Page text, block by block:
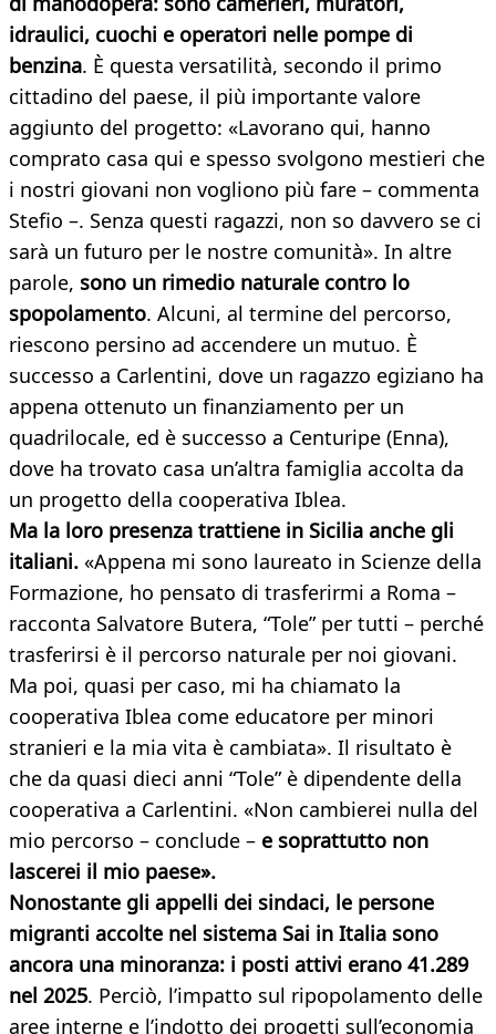
idraulici, cuochi e operatori nelle pompe di
benzina. È questa versatilità, secondo il primo
cittadino del paese, il più importante valore
aggiunto del progetto: «Lavorano qui, hanno
comprato casa qui e spesso svolgono mestieri che
i nostri giovani non vogliono più fare – commenta
Stefio –. Senza questi ragazzi, non so davvero se ci
sarà un futuro per le nostre comunità». In altre
parole, sono un rimedio naturale contro lo
spopolamento. Alcuni, al termine del percorso,
riescono persino ad accendere un mutuo. È
successo a Carlentini, dove un ragazzo egiziano ha
appena ottenuto un finanziamento per un
quadrilocale, ed è successo a Centuripe (Enna),
dove ha trovato casa un’altra famiglia accolta da
un progetto della cooperativa Iblea.
Ma la loro presenza trattiene in Sicilia anche gli
italiani. «Appena mi sono laureato in Scienze della
Formazione, ho pensato di trasferirmi a Roma –
racconta Salvatore Butera, “Tole” per tutti – perché
trasferirsi è il percorso naturale per noi giovani.
Ma poi, quasi per caso, mi ha chiamato la
cooperativa Iblea come educatore per minori
stranieri e la mia vita è cambiata». Il risultato è
che da quasi dieci anni “Tole” è dipendente della
cooperativa a Carlentini. «Non cambierei nulla del
mio percorso – conclude – e soprattutto non
lascerei il mio paese».
Nonostante gli appelli dei sindaci, le persone
migranti accolte nel sistema Sai in Italia sono
ancora una minoranza: i posti attivi erano 41.289
nel 2025. Perciò, l’impatto sul ripopolamento delle
aree interne e l’indotto dei progetti sull’economia